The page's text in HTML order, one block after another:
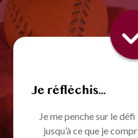
Je me penche sur le
jusqu’à ce que je
Je réfléchis...